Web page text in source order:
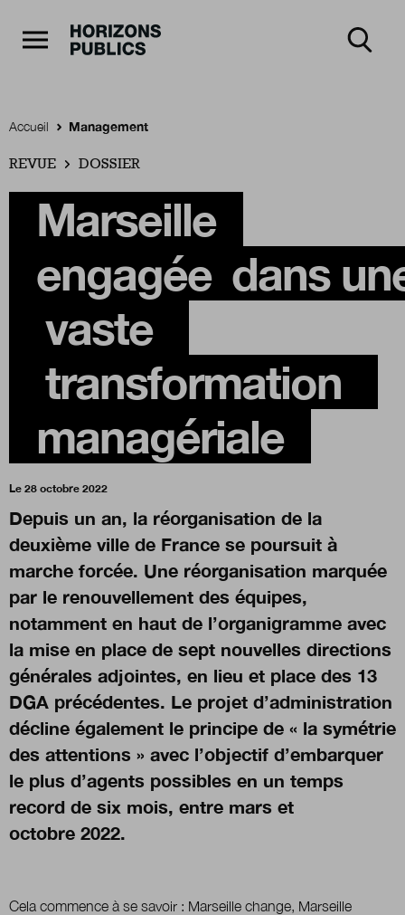
Accueil
Rubriques
Numéros
Boutique
Qui sommes-nous ?
Nous contacter
Newsletter
Renseignez votre email afin de suivre l'actualité de la
transformation publique.
Accueil Management
REVUE DOSSIER
Marseille
engagée dans
vaste
transformation
managériale
Le 28 octobre 2022
Depuis un an, la réorganisation de la
deuxième ville de France se poursuit à
marche forcée. Une réorganisation marquée
par le renouvellement des équipes,
notamment en haut de l’organigramme avec
la mise en place de sept nouvelles directions
générales adjointes, en lieu et place des 13
DGA précédentes. Le projet d’administration
décline également le principe de « la symétrie
des attentions » avec l’objectif d’embarquer
le plus d’agents possibles en un temps
record de six mois, entre mars et
octobre 2022.
Cela commence à se savoir : Marseille change, Marseille